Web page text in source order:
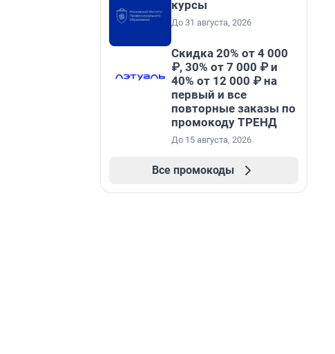
курсы
До 31 августа, 2026
Скидка 20% от 4 000
₽, 30% от 7 000 ₽ и
40% от 12 000 ₽ на
первый и все
повторные заказы по
промокоду ТРЕНД
До 15 августа, 2026
Все промокоды